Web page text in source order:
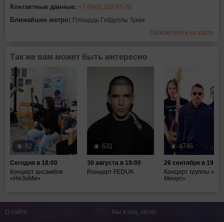
Контактные данные: +7 (843) 292-92-70
Ближайшее метро: Площадь Габдуллы Тукая
Просмотреть на карте
Так же вам может быть интересно
82
Сегодня в 18:00
Концерт ансамбля
«НеЗаМи»
631
30 августа в 19:00
Rонцерт FEDUK
4746
26 сентября в 19:00
Концерт группы
Минус»
О сайте Мы в соц. сетях